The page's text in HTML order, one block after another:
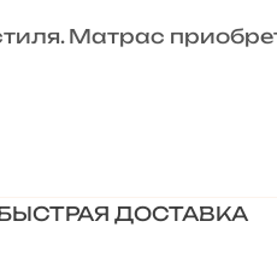
Матрас
ДОСТАВКА